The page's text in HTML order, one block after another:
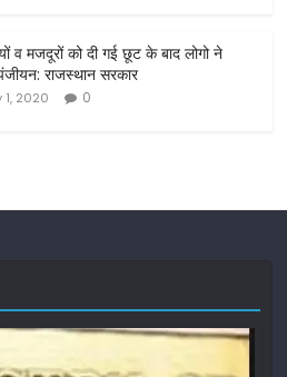
व मजदूरों को दी गई छूट के बाद लोगो ने
राजस्थान सरकार
1, 2020 0